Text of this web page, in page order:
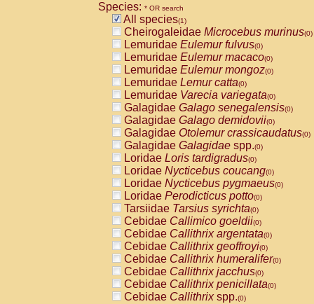
Species: * OR search
All species(1)
Cheirogaleidae Microcebus murinus(0)
Lemuridae Eulemur fulvus(0)
Lemuridae Eulemur macaco(0)
Lemuridae Eulemur mongoz(0)
Lemuridae Lemur catta(0)
Lemuridae Varecia variegata(0)
Galagidae Galago senegalensis(0)
Galagidae Galago demidovii(0)
Galagidae Otolemur crassicaudatus(0)
Galagidae Galagidae spp.(0)
Loridae Loris tardigradus(0)
Loridae Nycticebus coucang(0)
Loridae Nycticebus pygmaeus(0)
Loridae Perodicticus potto(0)
Tarsiidae Tarsius syrichta(0)
Cebidae Callimico goeldii(0)
Cebidae Callithrix argentata(0)
Cebidae Callithrix geoffroyi(0)
Cebidae Callithrix humeralifer(0)
Cebidae Callithrix jacchus(0)
Cebidae Callithrix penicillata(0)
Cebidae Callithrixspp.(0)